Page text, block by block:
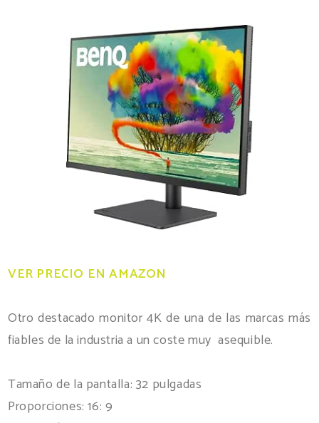
VER PRECIO EN AMAZON
Otro destacado monitor 4K de una de las marcas más
fiables de la industria a un coste muy asequible.
Tamaño de la pantalla: 32 pulgadas
Proporciones: 16: 9